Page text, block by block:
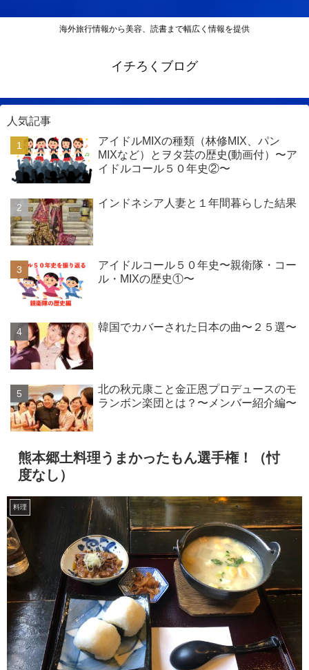
海外旅行情報から美容、読書まで幅広く情報を提供
イチろくブログ
人気記事
アイドルMIXの種類（林修MIX、パン
MIXなど）とヲタ芸の歴史(動画付）〜ア
イドルコール５０年史②〜
インドネシア人妻と１年間暮らした結果
アイドルコール５０年史〜親衛隊・コー
ル・MIXの歴史①〜
韓国でカバーされた日本の曲〜２５選〜
北の秋元康こと金正恩プロデュースのモ
ランボン楽団とは？〜メンバー紹介編〜
熊本郷土料理うまかったもん選手権！（忖
度なし）
料理